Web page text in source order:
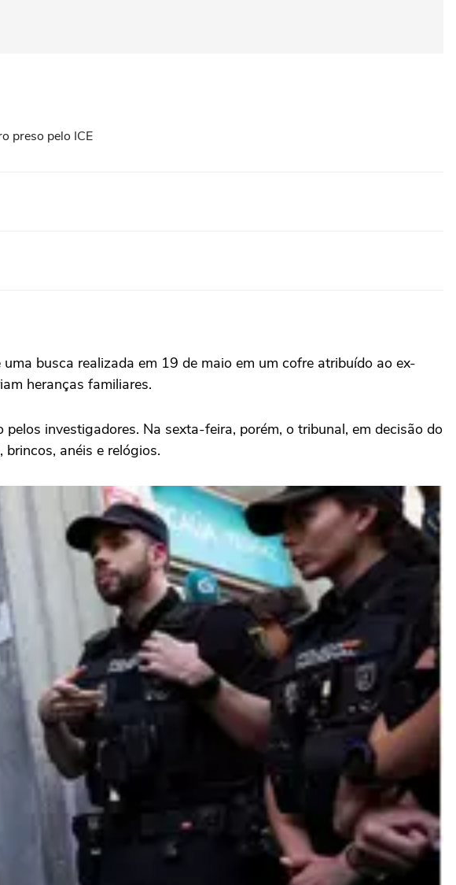
preso pelo ICE
busca realizada em 19 de maio em um cofre atribuído ao ex-
heranças familiares.
investigadores. Na sexta-feira, porém, o tribunal, em decisão do
anéis e relógios.